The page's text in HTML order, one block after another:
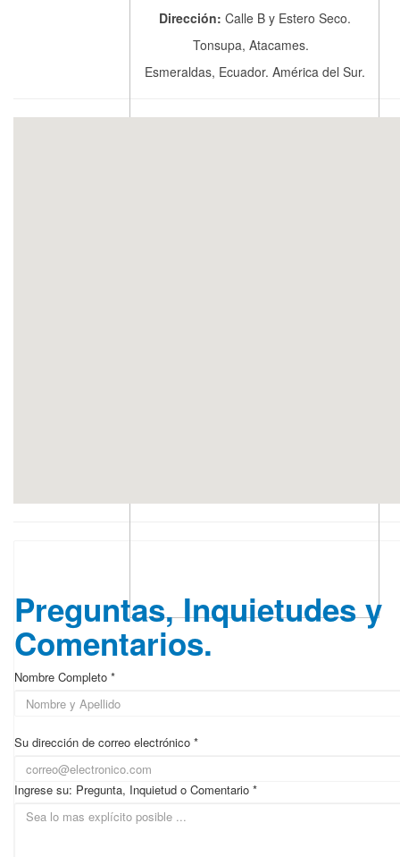
Dirección: Calle B y Estero Seco.
Tonsupa, Atacames.
Esmeraldas, Ecuador. América del Sur.
Preguntas, Inquietudes y
Comentarios.
Nombre Completo *
Su dirección de correo electrónico *
Ingrese su: Pregunta, Inquietud o Comentario *